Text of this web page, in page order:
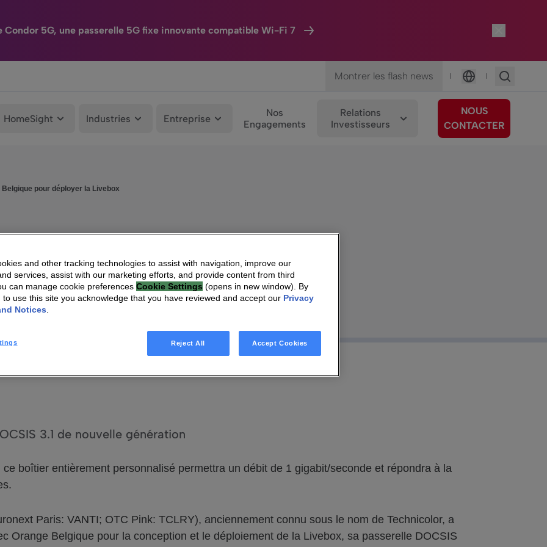
Condor 5G, une passerelle 5G fixe innovante compatible Wi-Fi 7
Montrer les flash news |
Langue
|
HomeSight Industries Entreprise
Nos
Engagements
Relations
Investisseurs
NOUS
CONTACTER
Belgique pour déployer la Livebox
Belgique pour déployer la Livebox
3.1 de nouvelle génération
boîtier entièrement personnalisé permettra un débit de 1 gigabit/seconde et répondra à la
Paris: VANTI; OTC Pink: TCLRY), anciennement connu sous le nom de Technicolor, a
Orange Belgique pour la conception et le déploiement de la Livebox, sa passerelle DOCSIS
and other tracking technologies to assist with navigation, improve our
services, assist with our marketing efforts, and provide content from third
can manage cookie preferences Cookie Settings (opens in new window). By
to use this site you acknowledge that you have reviewed and accept our Privacy
Notices.
Reject All Accept Cookies